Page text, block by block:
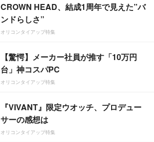
CROWN HEAD、結成1周年で見えた”バ
ンドらしさ”
オリコンタイアップ特集
【驚愕】メーカー社員が推す「10万円
台」神コスパPC
オリコンタイアップ特集
『VIVANT』限定ウオッチ、プロデュー
サーの感想は
オリコンタイアップ特集